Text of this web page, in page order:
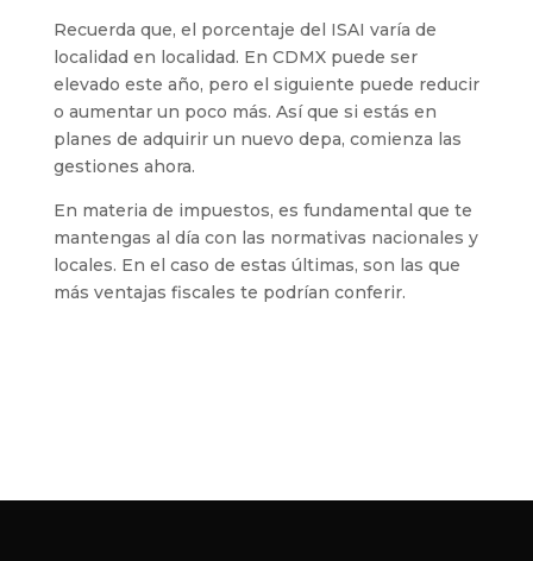
Recuerda que, el porcentaje del ISAI varía de
localidad en localidad. En CDMX puede ser
elevado este año, pero el siguiente puede reducir
o aumentar un poco más. Así que si estás en
planes de adquirir un nuevo depa, comienza las
gestiones ahora.
En materia de impuestos, es fundamental que te
mantengas al día con las normativas nacionales y
locales. En el caso de estas últimas, son las que
más ventajas fiscales te podrían conferir.